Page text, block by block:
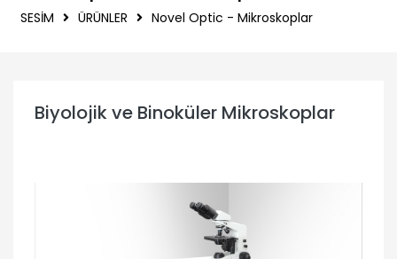
SESİM ÜRÜNLER Novel Optic - Mikroskoplar
Biyolojik ve Binoküler Mikroskoplar